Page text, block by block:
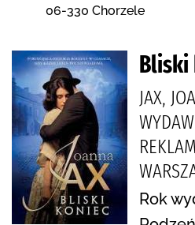
06-330 Chorzele
Bliski
JAX,
Rok